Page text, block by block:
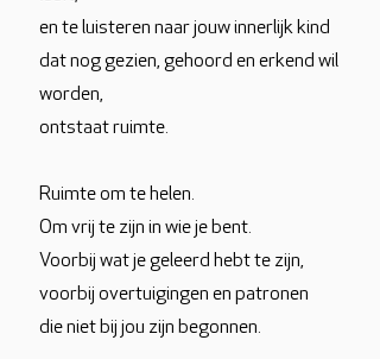
en te luisteren naar jouw innerlijk kind
dat nog gezien, gehoord en erkend wil
worden,
ontstaat ruimte.
Ruimte om te helen.
Om vrij te zijn in wie je bent.
Voorbij wat je geleerd hebt te zijn,
voorbij overtuigingen en patronen
die niet bij jou zijn begonnen.